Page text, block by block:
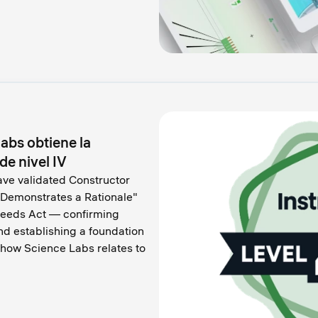
obtiene la
nivel IV
validated Constructor
a Rationale"
Act — confirming
establishing a foundation
Science Labs relates to